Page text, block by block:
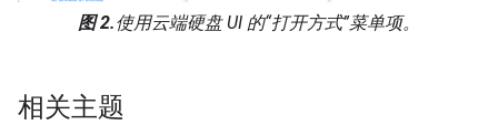
图 2.使用云端硬盘 UI 的“打开方式”菜单项。
相关主题